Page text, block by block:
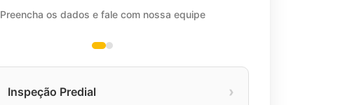
Preencha os dados e fale com nossa equipe
Inspeção Predial ›